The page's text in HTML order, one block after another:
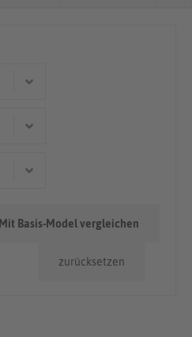
zurücksetzen
Mit Basis-Model vergleichen